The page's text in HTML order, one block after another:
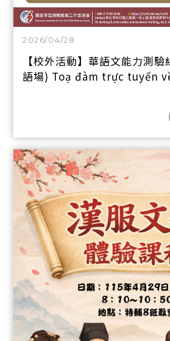
2026/04/28
【校外活動】華語文能力測
語場) Toạ đàm trực tuyến